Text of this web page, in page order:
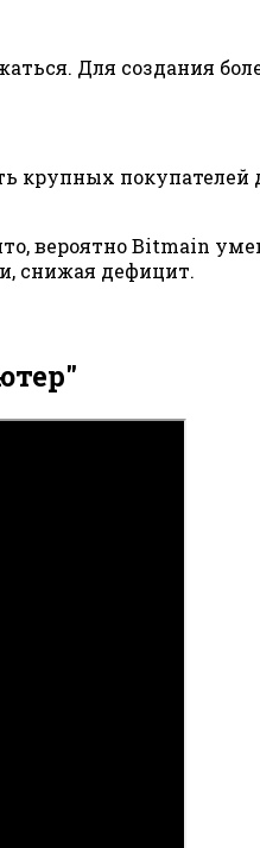
Для создания
крупных покупателей
вероятно Bitmain
снижая дефицит.